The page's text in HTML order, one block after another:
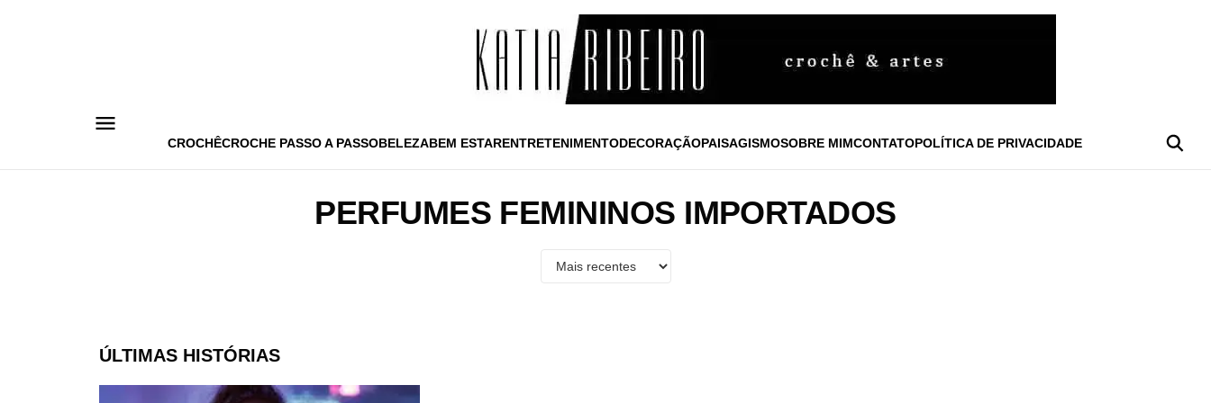
CROCHÊCROCHE PASSO A PASSOBELEZABEM ESTARENTRETENIMENTODECORAÇÃOPAISAGISMOSOBRE MIMCONTATOPOLÍTICA DE PRIVACIDADE
PERFUMES FEMININOS IMPORTADOS
ÚLTIMAS HISTÓRIAS